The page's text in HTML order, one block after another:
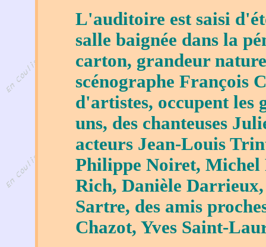
L'auditoire est saisi
salle baignée dans la
carton, grandeur
scénographe François
d'artistes, occupent les
uns, des chanteuses
acteurs Jean-Louis
Philippe Noiret, Michel
Rich, Danièle
Sartre, des amis
Chazot, Yves Saint-